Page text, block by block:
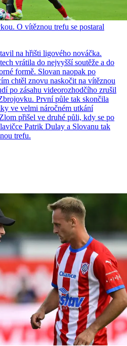
O vítěznou trefu se postaral
na hřišti ligového nováčka.
vrátila do nejvyšší soutěže a do
formě. Slovan naopak po
chtěl znovu naskočit na vítěznou
po zásahu videorozhodčího zrušil
První půle tak skončila
ve velmi náročném utkání
přišel ve druhé půli, kdy se po
Patrik Dulay a Slovanu tak
trefu.